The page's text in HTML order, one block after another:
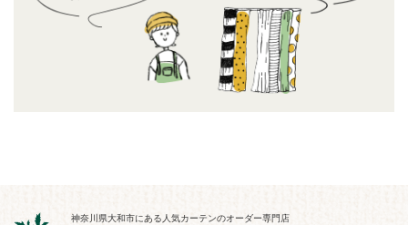
神奈川県大和市にある人気カーテンのオーダー専門店